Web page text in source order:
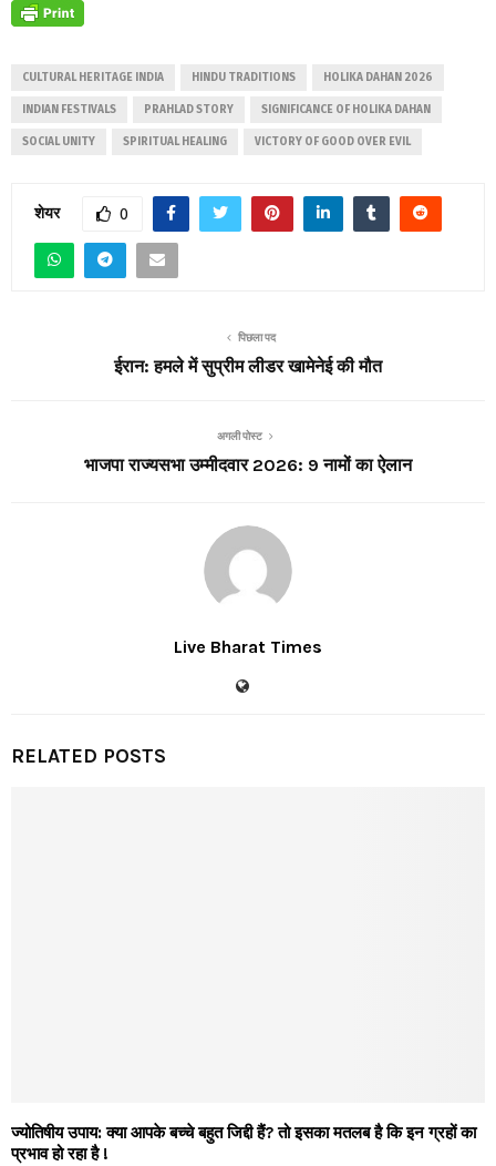
CULTURAL HERITAGE INDIA HINDU TRADITIONS HOLIKA DAHAN 2026
INDIAN FESTIVALS PRAHLAD STORY SIGNIFICANCE OF HOLIKA DAHAN
SOCIAL UNITY SPIRITUAL HEALING VICTORY OF GOOD OVER EVIL
शेयर 0
पिछला पद
ईरान: हमले में सुप्रीम लीडर खामेनेई की मौत
अगली पोस्ट
भाजपा राज्यसभा उम्मीदवार 2026: 9 नामों का ऐलान
Live Bharat Times
RELATED POSTS
ज्योतिषीय उपाय: क्या आपके बच्चे बहुत जिद्दी हैं? तो इसका मतलब है कि इन ग्रहों का
प्रभाव हो रहा है !